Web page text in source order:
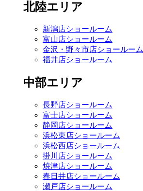
北陸エリア
新潟店ショールーム
富山店ショールーム
金沢・野々市店ショールーム
福井店ショールーム
中部エリア
長野店ショールーム
富士店ショールーム
静岡店ショールーム
浜松東店ショールーム
浜松西店ショールーム
掛川店ショールーム
焼津店ショールーム
春日井店ショールーム
瀬戸店ショールーム